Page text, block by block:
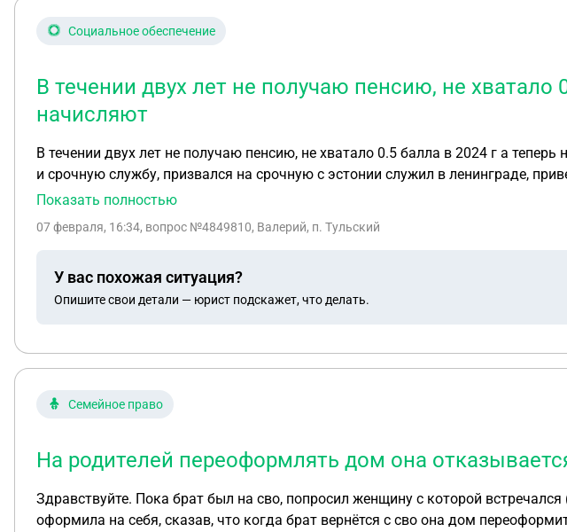
Социальное обеспечение
В течении двух лет не получаю пенсию, не хватало
начисляют
В течении двух лет не получаю пенсию, не хватало 0.5 балла в 2024 г а
и срочную службу, призвался на срочную с эстонии служил в ленинграде,
также не начисляют баллы за период 1995 г по 2005, был ИП платил налоги и в
Показать полностью
07 февраля, 16:34, вопрос №4849810, Валерий, п. Тульский
У вас похожая ситуация?
Опишите свои детали — юрист подскажет, что делать.
Семейное право
На родителей переоформлять дом она
Здравствуйте. Пока брат был на сво, попросил женщину с которой
оформила на себя, сказав, что когда брат вернётся с сво она дом